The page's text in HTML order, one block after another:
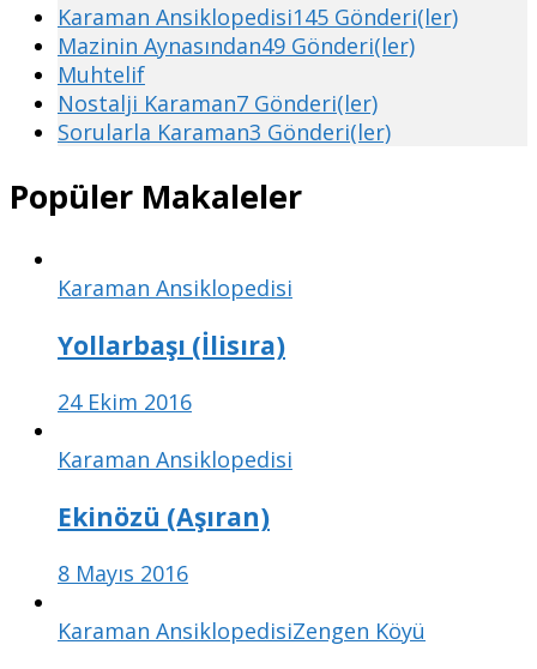
Karaman Ansiklopedisi145 Gönderi(ler)
Mazinin Aynasından49 Gönderi(ler)
Muhtelif
Nostalji Karaman7 Gönderi(ler)
Sorularla Karaman3 Gönderi(ler)
Popüler Makaleler
Karaman Ansiklopedisi
Yollarbaşı (İlisıra)
24 Ekim 2016
Karaman Ansiklopedisi
Ekinözü (Aşıran)
8 Mayıs 2016
Karaman AnsiklopedisiZengen Köyü